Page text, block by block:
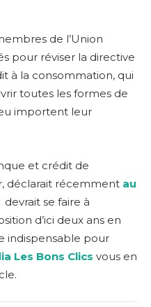
de l’Union
pour réviser la directive
à la consommation, qui
toutes les formes de
importent leur
et crédit de
déclarait récemment au
se faire à
d’ici deux ans en
indispensable pour
Les Bons Clics vous en